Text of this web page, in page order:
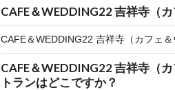
CAFE＆WEDDING22 吉祥寺（
CAFE＆WEDDING22 吉祥寺（カフェ
CAFE＆WEDDING22 吉祥寺（
トランはどこですか？